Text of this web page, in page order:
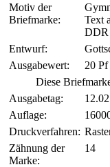
Motiv der
Briefmarke:
Text
DDR
Entwurf:
Ausgabewert:
20 Pf
Diese
Ausgabetag:
Auflage:
Druckverfahren:
Zähnung der
Marke:
14